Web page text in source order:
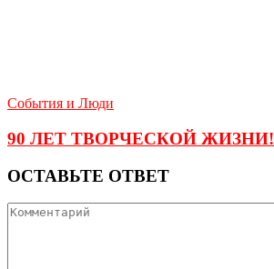
События и Люди
90 ЛЕТ ТВОРЧЕСКОЙ ЖИЗНИ!
ОСТАВЬТЕ ОТВЕТ